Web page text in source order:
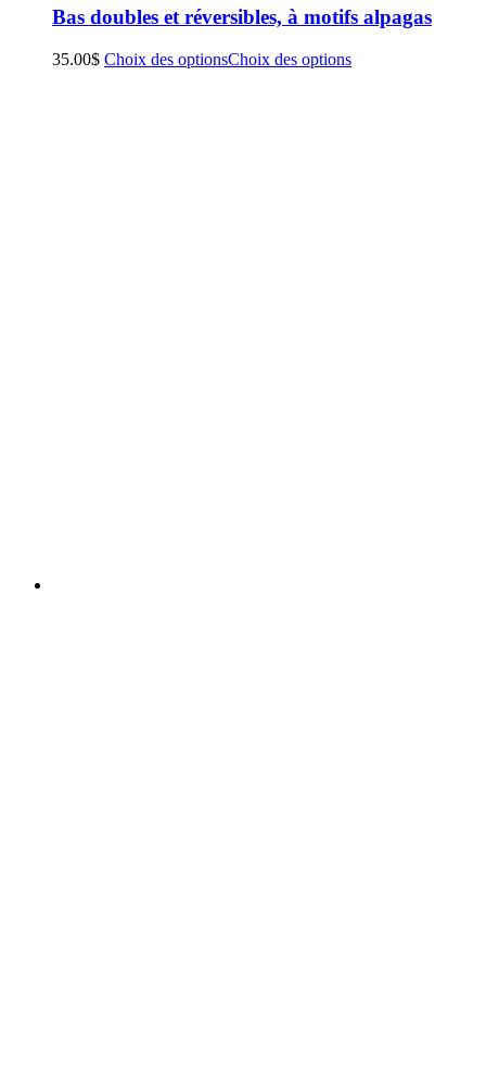
Bas doubles et réversibles, à motifs alpagas
35.00$ Choix des optionsChoix des options